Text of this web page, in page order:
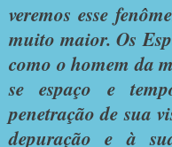
veremos esse
muito maior. Os
como o homem da
se espaço e
penetração de sua
depuração e à